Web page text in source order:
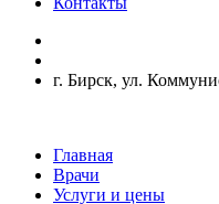
г. Бирск, ул.
Главная
Врачи
Услуги и цены